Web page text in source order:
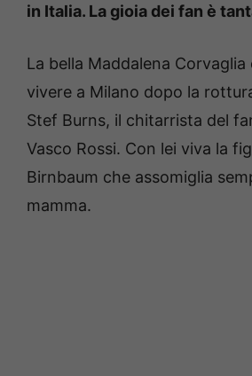
in Italia. La gioia dei fan è
La bella Maddalena
vivere a Milano dopo la
Stef Burns, il chitarrista del
Vasco Rossi. Con lei viva la
Birnbaum che assomiglia
mamma.